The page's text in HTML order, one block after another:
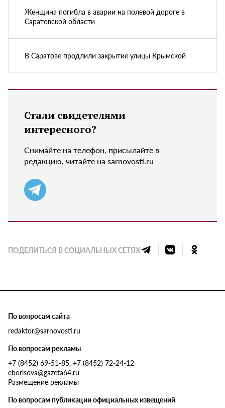
Женщина погибла в аварии на полевой дороге в
Саратовской области
В Саратове продлили закрытие улицы Крымской
Стали свидетелями
интересного?
Снимайте на телефон, присылайте в
редакцию, читайте на sarnovosti.ru
ПОДЕЛИТЬСЯ В СОЦИАЛЬНЫХ СЕТЯХ
По вопросам сайта
redaktor@sarnovosti.ru
По вопросам рекламы
+7 (8452) 69-51-85, +7 (8452) 72-24-12
eborisova@gazeta64.ru
Размещение рекламы
По вопросам публикации официальных извещений